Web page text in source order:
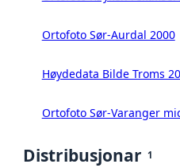
Ortofoto Sør-Aurdal 2000
Høydedata Bilde Troms
Ortofoto Sør-Varanger
Distribusjonar 1